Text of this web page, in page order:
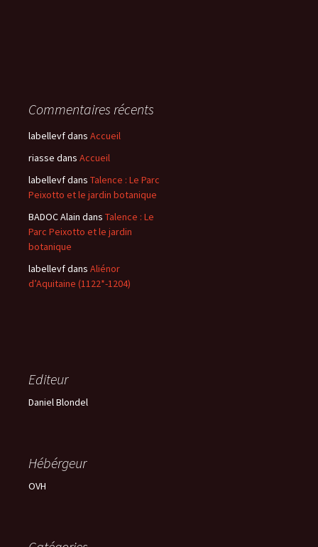
Commentaires récents
labellevfdans Accueil
riasse dans Accueil
labellevfdans Talence : Le Parc
Peixotto et le jardin botanique
BADOC Alain dans Talence : Le
Parc Peixotto et le jardin
botanique
labellevfdans Aliénor
d’Aquitaine (1122*-1204)
Editeur
Daniel Blondel
Hébérgeur
OVH